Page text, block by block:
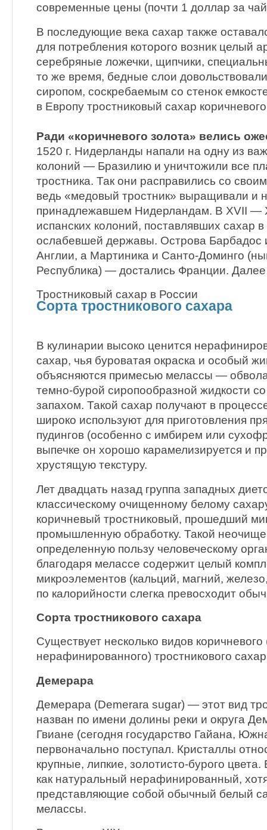
современные цены (почти 1 доллар за
В последующие века сахар также
для потребления которого возник целый
серебряные ложечки, щипчики,
то же время, бедные слои
сиропом, соскребаемым со стенок
в Европу тростниковый сахар
Ради «коричневого золота» велись
1520 г. Нидерланды напали на одну из
колоний — Бразилию и уничтожили все
тростника. Так они расправились со
ведь «медовый тростник» выращивали и
принадлежавшем Нидерландам. В ХVII —
испанских колоний, поставлявших сахар
ослабевшей державы. Острова Барбадос
Англии, а Мартиника и Санто-Доминго
Республика) — достались Франции. Далее
Тростниковый сахар в России
Сорта тростникового сахара
В кулинарии высоко ценится
сахар, чья буроватая окраска и особый
объясняются примесью мелассы —
темно-бурой сиропообразной жидкости
запахом. Такой сахар получают в
широко используют для приготовления
пудингов (особенно с имбирем или
выпечке он хорошо карамелизируется и
хрустящую текстуру.
Лет двадцать назад группа западных
классическому очищенному белому
коричневый тростниковый, прошедший
промышленную обработку. Такой
определенную пользу человеческому
благодаря мелассе содержит целый
микроэлементов (кальций, магний,
по калорийности слегка превосходит
Сорта тростникового сахара
Существует несколько видов
нерафинированного) тростникового
Демерара
Демерара (Demerara sugar) — этот вид
назван по имени долины реки и округа
Гвиане (сегодня государство Гайана,
первоначально поступал. Кристаллы
крупные, липкие, золотисто-бурого
как натуральный нерафинированный,
представляющие собой обычный белый
мелассы.